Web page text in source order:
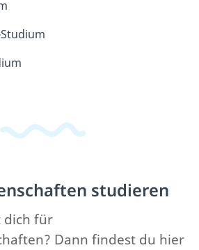
studieren
dich für
Dann findest du hier